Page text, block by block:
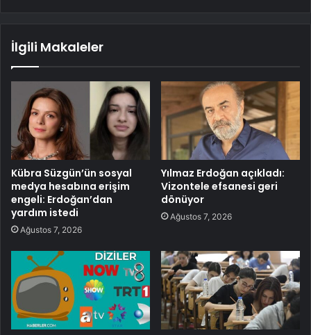
İlgili Makaleler
Kübra Süzgün’ün sosyal
medya hesabına erişim
engeli: Erdoğan’dan
yardım istedi
Ağustos 7, 2026
Yılmaz Erdoğan açıkladı:
Vizontele efsanesi geri
dönüyor
Ağustos 7, 2026